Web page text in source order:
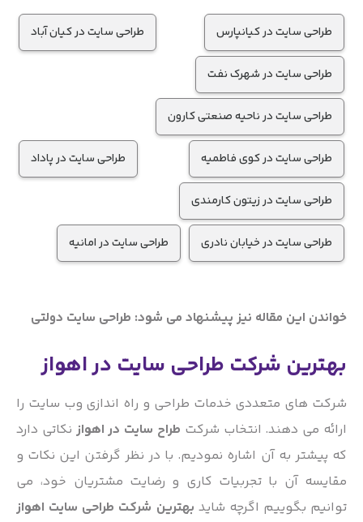
طراحی سایت در کیانپارس طراحی سایت در کیان آباد
طراحی سایت در شهرک نفت
طراحی سایت در ناحیه صنعتی کارون
طراحی سایت در کوی فاطمیه طراحی سایت در پاداد
طراحی سایت در زیتون کارمندی
طراحی سایت در خیابان نادری طراحی سایت در امانیه
خواندن این مقاله نیز پیشنهاد می شود:طراحی سایت دولتی
بهترین شرکت طراحی سایت در اهواز
شرکت های متعددی خدمات طراحی و راه اندازی وب سایت را
ارائه می دهند. انتخاب شرکتطراح سایت در اهوازنکاتی دارد
که پیشتر به آن اشاره نمودیم. با در نظر گرفتن این نکات و
مقایسه آن با تجربیات کاری و رضایت مشتریان خود، می
توانیم بگوییم اگرچه شایدبهترین شرکت طراحی سایت اهواز